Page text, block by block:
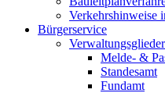
Verkehrshinweise
Bürgerservice
Melde- &
Standesamt
Fundamt